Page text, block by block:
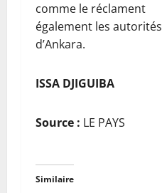
comme le réclament
également les autorités
d’Ankara.
ISSA DJIGUIBA
Source : LE PAYS
Similaire